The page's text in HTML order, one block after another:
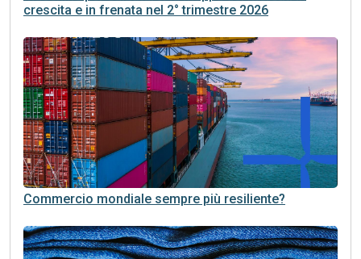
crescita e in frenata nel 2° trimestre 2026
Commercio mondiale sempre più resiliente?